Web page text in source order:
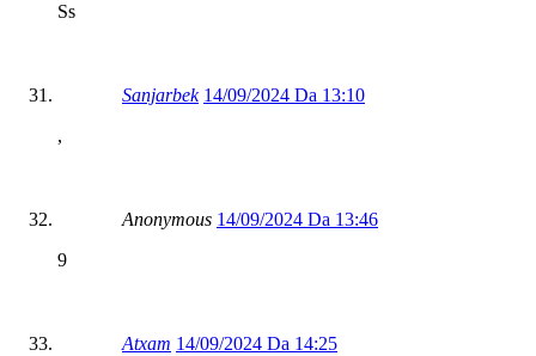
Ss
Sanjarbek 14/09/2024 Da 13:10
,
Anonymous 14/09/2024 Da 13:46
9
Atxam 14/09/2024 Da 14:25